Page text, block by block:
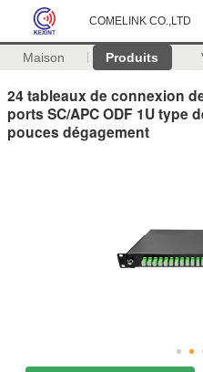
COMELINK CO.,LTD
Maison Produits
24 tableaux de connexion
ports SC/APC ODF 1U type
pouces dégagement